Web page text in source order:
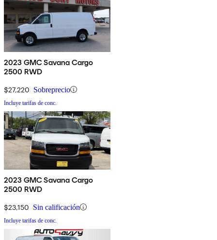
2023 GMC Savana Cargo
2500 RWD
$27,220 Sobreprecio
Incluye tarifas de conc.
2023 GMC Savana Cargo
2500 RWD
$23,150 Sin calificación
Incluye tarifas de conc.